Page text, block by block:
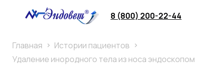
8 (800) 200-22-44
Главная
Истории пациентов
Удаление инородного тела из носа эндоскопом